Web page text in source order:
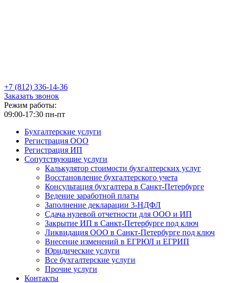
+7 (812) 336-14-36
Заказать звонок
Режим работы:
09:00-17:30 пн-пт
Бухгалтерские услуги
Регистрация ООО
Регистрация ИП
Сопутствующие услуги
Калькулятор стоимости бухгалтерских услуг
Восстановление бухгалтерского учета
Консультация бухгалтера в Санкт-Петербурге
Ведение заработной платы
Заполнение декларации 3-НДФЛ
Сдача нулевой отчетности для ООО и ИП
Закрытие ИП в Санкт-Петербурге под ключ
Ликвидация ООО в Санкт-Петербурге под ключ
Внесение изменений в ЕГРЮЛ и ЕГРИП
Юридические услуги
Все бухгалтерские услуги
Прочие услуги
Контакты